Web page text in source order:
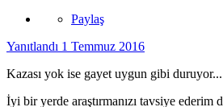
Paylaş
Yanıtlandı 1 Temmuz 2016
Kazası yok ise gayet uygun gibi duruyor...
İyi bir yerde araştırmanızı tavsiye ederim